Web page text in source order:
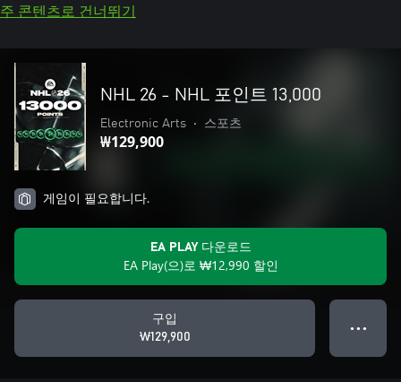
주 콘텐츠로 건너뛰기
NHL 26 - NHL 포인트 13,000
Electronic Arts • 스포츠
₩129,900
게임이 필요합니다.
EA PLAY 다운로드
EA Play(으)로 ₩12,990 할인
구입
₩129,900
● ● ●